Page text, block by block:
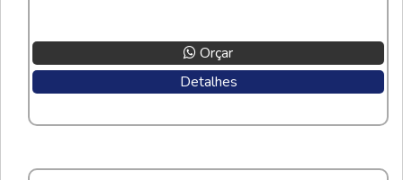
Orçar
Detalhes